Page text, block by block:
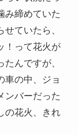
み締めていた
ていたら、
！って花火が
んですが、
車の中、ジョ
ンバーだった
の花火、きれ